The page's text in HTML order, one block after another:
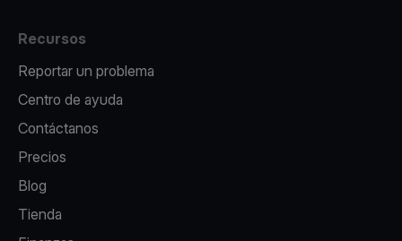
Recursos
Reportar un problema
Centro de ayuda
Contáctanos
Precios
Blog
Tienda